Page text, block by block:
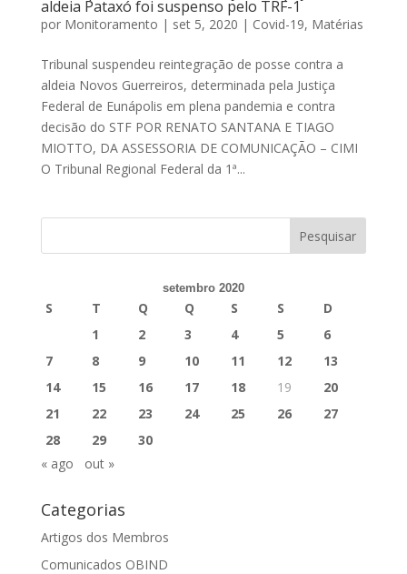
aldeia Pataxó foi suspenso pelo TRF-1
por Monitoramento | set 5, 2020 | Covid-19, Matérias
Tribunal suspendeu reintegração de posse contra a
aldeia Novos Guerreiros, determinada pela Justiça
Federal de Eunápolis em plena pandemia e contra
decisão do STF POR RENATO SANTANA E TIAGO
MIOTTO, DA ASSESSORIA DE COMUNICAÇÃO – CIMI
O Tribunal Regional Federal da 1ª...
setembro 2020
S T Q Q S S
D
1
2 3 4 5
6
7
8 9 10 11 12
13
14
15 16 17 18 19
20
21
22 23 24 25 26
27
28
29
30
« ago
out »
Categorias
Artigos dos Membros
Comunicados OBIND